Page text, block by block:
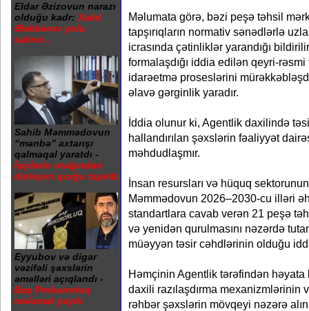
Eldar Əzizovun narazı
olduğu kadr: Xalid
Ələkbərov yola
salınır...
Sahib Məmmədovun
“mənbə” axtarışı
qalmaqal yaratdı -
İşçilərin otağından
dinləyici qurğu tapılıb
Eyyubov və digər
vəzifəli şəxslərin
əməlləri açıqlandı -
Baş Prokurorluq
məlumat yaydı
Məlumata görə, bəzi peşə təhsil
tapşırıqların normativ sənədlərlə
icrasında çətinliklər yarandığı
formalaşdığı iddia edilən qeyri-
idarəetmə proseslərini
əlavə gərginlik yaradır.
İddia olunur ki, Agentlik daxilində
hallandırılan şəxslərin fəaliyyət
məhdudlaşmır.
İnsan resursları və hüquq
Məmmədovun 2026–2030-cu illəri
standartlara cavab verən 21 peşə
və yenidən qurulmasını nəzərdə
müəyyən təsir cəhdlərinin olduğu
Həmçinin Agentlik tərəfindən
daxili razılaşdırma mexanizmlərinin
rəhbər şəxslərin mövqeyi nəzərə